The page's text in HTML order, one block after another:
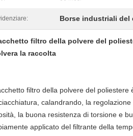
Borse industriali del
filtro della polvere del
la raccolta
filtro della polvere del
calandrando, la
la buona resistenza di torsione e
applicato del filtrante della